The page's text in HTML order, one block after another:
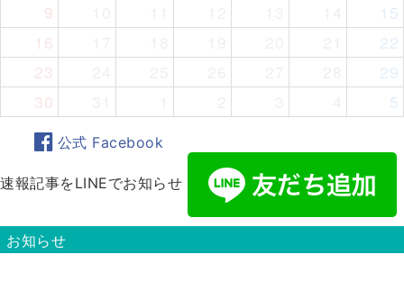
9
15
16
22
23
29
30
5
公式 Facebook
速報記事をLINEでお知らせ
お知らせ